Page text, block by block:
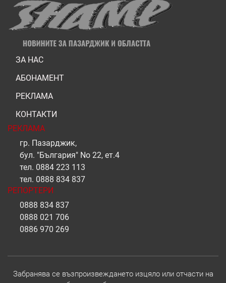
ЗА НАС
АБОНАМЕНТ
РЕКЛАМА
КОНТАКТИ
РЕКЛАМА
гр. Пазарджик,
бул. "България" No 22, ет.4
тел. 0884 223 113
тел. 0888 834 837
РЕПОРТЕРИ
0888 834 837
0888 021 706
0886 970 269
Забранява се възпроизвеждането изцяло или отчасти на